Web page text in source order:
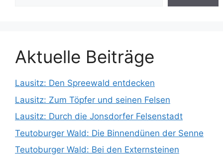
Aktuelle Beiträge
Lausitz: Den Spreewald entdecken
Lausitz: Zum Töpfer und seinen Felsen
Lausitz: Durch die Jonsdorfer Felsenstadt
Teutoburger Wald: Die Binnendünen der Senne
Teutoburger Wald: Bei den Externsteinen